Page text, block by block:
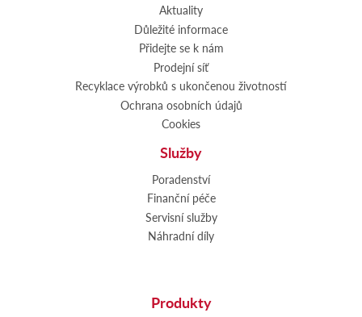
Aktuality
Důležité informace
Přidejte se k nám
Prodejní síť
Recyklace výrobků s ukončenou životností
Ochrana osobních údajů
Cookies
Služby
Poradenství
Finanční péče
Servisní služby
Náhradní díly
Produkty